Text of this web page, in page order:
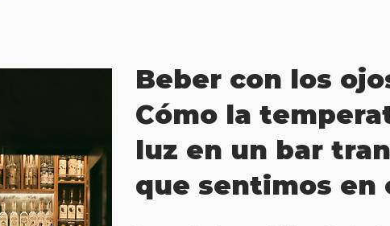
Beber con los
Cómo la
luz en un bar
que sentimos en